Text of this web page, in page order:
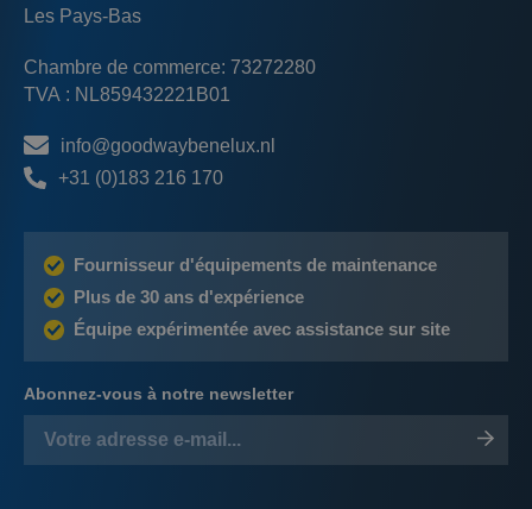
Les Pays-Bas
Chambre de commerce: 73272280
TVA : NL859432221B01
info@goodwaybenelux.nl
+31 (0)183 216 170
Fournisseur d'équipements de maintenance
Plus de 30 ans d'expérience
Équipe expérimentée avec assistance sur site
Abonnez-vous à notre newsletter